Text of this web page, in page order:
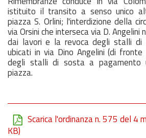
istituito il transito a senso unico
piazza S. Orlini; l'interdizione della
via Orsini che interseca via D.
dai lavori e la revoca degli stalli di
ubicati in via Dino Angelini (di fronte
degli stalli di sosta a pagamento
piazza.
Scarica l'ordinanza n. 575 del 4
KB)